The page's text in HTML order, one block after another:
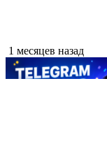
1 месяцев назад